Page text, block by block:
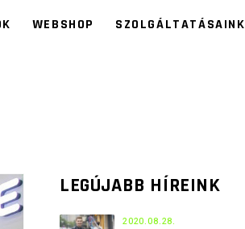
WEBSHOP SZOLGÁLTATÁSAINK
LEGÚJABB HÍREINK
2020.08.28.